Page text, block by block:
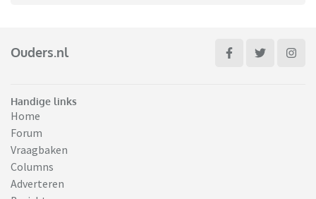
Ouders.nl
Handige links
Home
Forum
Vraagbaken
Columns
Adverteren